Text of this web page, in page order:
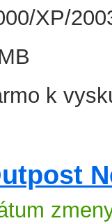
XP/
k